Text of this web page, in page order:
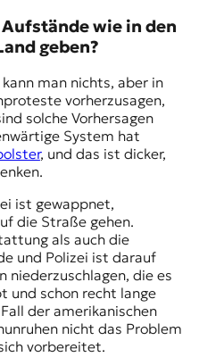
wie in den
geben?
man nichts, aber in
vorherzusagen,
solche Vorhersagen
System hat
, und das ist dicker,
ist gewappnet,
die Straße gehen.
als auch die
und Polizei ist darauf
niederzuschlagen, die es
und schon recht lange
der amerikanischen
nicht das Problem
vorbereitet.